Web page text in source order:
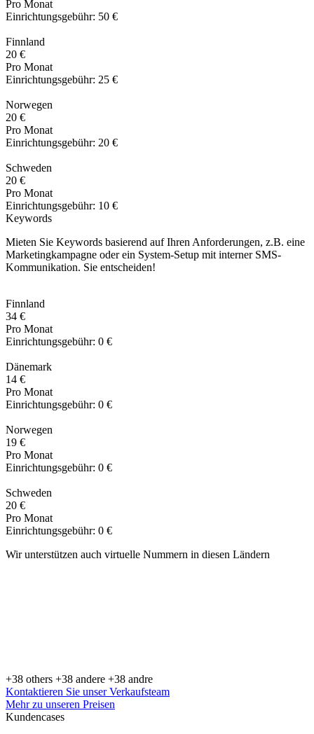
Pro Monat
Einrichtungsgebühr: 50 €
Finnland
20 €
Pro Monat
Einrichtungsgebühr: 25 €
Norwegen
20 €
Pro Monat
Einrichtungsgebühr: 20 €
Schweden
20 €
Pro Monat
Einrichtungsgebühr: 10 €
Keywords
Mieten Sie Keywords basierend auf Ihren Anforderungen, z.B. eine
Marketingkampagne oder ein System-Setup mit interner SMS-
Kommunikation. Sie entscheiden!
Finnland
34 €
Pro Monat
Einrichtungsgebühr: 0 €
Dänemark
14 €
Pro Monat
Einrichtungsgebühr: 0 €
Norwegen
19 €
Pro Monat
Einrichtungsgebühr: 0 €
Schweden
20 €
Pro Monat
Einrichtungsgebühr: 0 €
Wir unterstützen auch virtuelle Nummern in diesen Ländern
+38 others +38 andere +38 andre
Kontaktieren Sie unser Verkaufsteam
Mehr zu unseren Preisen
Kundencases